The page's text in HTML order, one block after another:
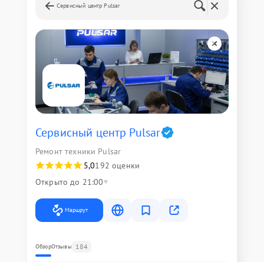
Сервисный центр Pulsar
Сервисный центр Pulsar
Ремонт техники Pulsar
5,0192 оценки
Открыто до 21:00
Маршрут
ОбзорОтзывы 184